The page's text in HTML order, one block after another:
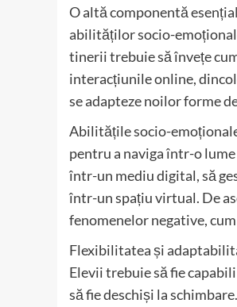
O altă componentă
abilităților socio-
tinerii trebuie să învețe
interacțiunile online,
se adapteze noilor forme
Abilitățile socio-
pentru a naviga într-o
într-un mediu digital, să
într-un spațiu virtual. De
fenomenelor negative,
Flexibilitatea și
Elevii trebuie să fie
să fie deschiși la